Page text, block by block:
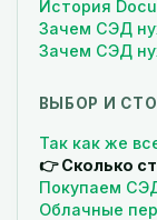
История
Зачем СЭД
Зачем СЭД
ВЫБОР И
Так как же
👉 Сколько
Покупаем
Облачные